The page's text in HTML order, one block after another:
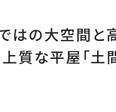
はの大空間と
上質な平屋「土